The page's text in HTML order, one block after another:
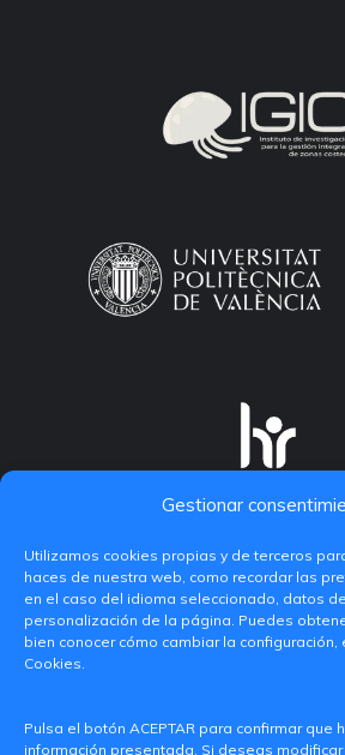
Gestionar
Utilizamos cookies propias y de terceros
haces de nuestra web, como recordar las
en el caso del idioma seleccionado, datos
personalización de la página. Puedes
bien conocer cómo cambiar la configuración,
Cookies.
Pulsa el botón ACEPTAR para confirmar que
información presentada. Si deseas
(València)